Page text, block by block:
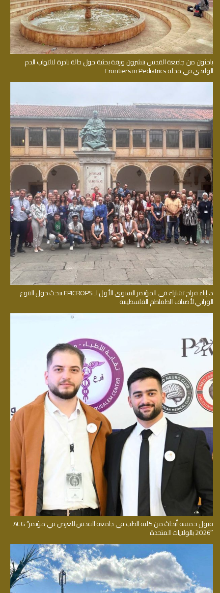
باحثون من جامعة القدس ينشرون ورقة بحثية حول حالة نادرة لالتهاب الدم
الوليدي في مجلة Frontiers in Pediatrics
د. إباء فراح تشارك في المؤتمر السنوي الأول لـ EPICROPS ببحث حول التنوع
الوراثي لأصناف الطماطم الفلسطينية
قبول خمسة أبحاث من كلية الطب في جامعة القدس للعرض في مؤتمر” ACG
2026″ بالولايات المتحدة